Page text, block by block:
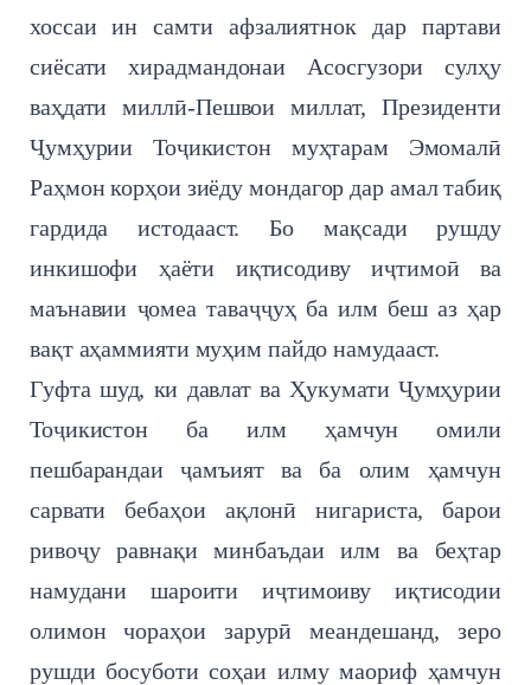
хоссаи ин самти афзалиятнок дар партави
сиёсати хирадмандонаи Асосгузори сулҳу
ваҳдати миллӣ-Пешвои миллат, Президенти
Ҷумҳурии Тоҷикистон муҳтарам Эмомалӣ
Раҳмон корҳои зиёду мондагор дар амал табиқ
гардида истодааст. Бо мақсади рушду
инкишофи ҳаёти иқтисодиву иҷтимоӣ ва
маънавии ҷомеа таваҷҷуҳ ба илм беш аз ҳар
вақт аҳаммияти муҳим пайдо намудааст.
Гуфта шуд, ки давлат ва Ҳукумати Ҷумҳурии
Тоҷикистон ба илм ҳамчун омили
пешбарандаи ҷамъият ва ба олим ҳамчун
сарвати бебаҳои ақлонӣ нигариста, барои
ривоҷу равнақи минбаъдаи илм ва беҳтар
намудани шароити иҷтимоиву иқтисодии
олимон чораҳои зарурӣ меандешанд, зеро
рушди босуботи соҳаи илму маориф ҳамчун